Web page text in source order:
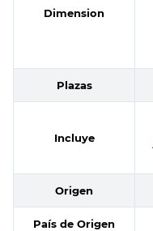
Dimension
Plazas
Incluye
Origen
País de Origen